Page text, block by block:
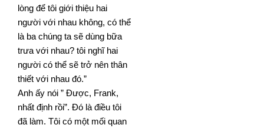
lòng để tôi giới thiệu hai
người với nhau không, có thể
là ba chúng ta sẽ dùng bữa
trưa với nhau? tôi nghĩ hai
người có thể sẽ trở nên thân
thiết với nhau đó.”
Anh ấy nói ” Được, Frank,
nhất định rồi”. Đó là điều tôi
đã làm. Tôi có một mối quan